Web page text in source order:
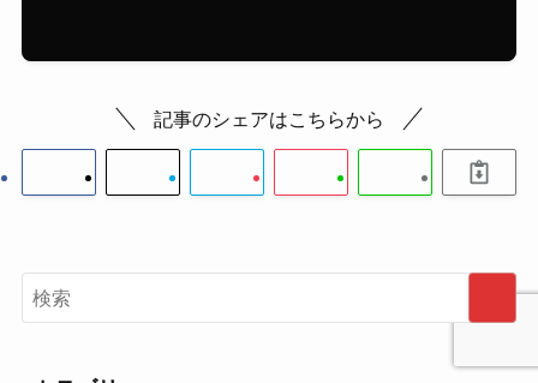
記事のシェアはこちらから